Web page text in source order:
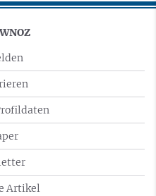
Artikel